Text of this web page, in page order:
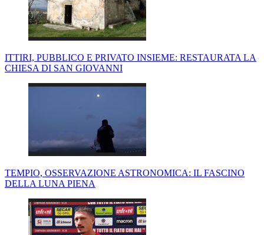
ITTIRI, PUBBLICO E PRIVATO INSIEME: RESTAURATA LA
CHIESA DI SAN GIOVANNI
TEMPIO, OSSERVAZIONE ASTRONOMICA: IL FASCINO
DELLA LUNA PIENA